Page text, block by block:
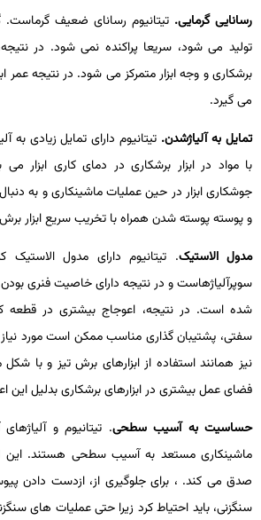
رسانایی گرمایی. تیتانیوم رسانای ضعیف
تولید می­ شود، سریعا پراکنده نمی­ شود. در
برشکاری و وجه ابزار متمرکز می­ شود. در نتیجه عمر
می­ گیرد.
تمایل به آلیاژشدن. تیتانیوم دارای تمایل زیادی به
با مواد در ابزار برشکاری در دمای کاری
جوشکاری ابزار در حین عملیات ماشین­کاری و به
و پوسته پوسته شدن همراه با تخریب سریع ابزار
مدول الاستیک. تیتانیوم دارای مدول
سوپرآلیاژهاست و در نتیجه دارای خاصیت فنری­
شده است. در نتیجه، اعوجاج بیشتری در قطعه
سفتی، پشتیبان­ گذاری مناسب ممکن است مورد
نیز همانند استفاده از ابزارهای برش تیز و با
فضای عمل بیشتری در ابزارهای برشکاری بدلیل این
حساسیت به آسیب سطحی. تیتانیوم و
ماشین­کاری مستعد به آسیب سطحی هستند. این
صدق می­ کند. ، برای جلوگیری از، ازدست دادن
سنگ­زنی، باید احتیاط کرد زیرا حتی عملیات­ های